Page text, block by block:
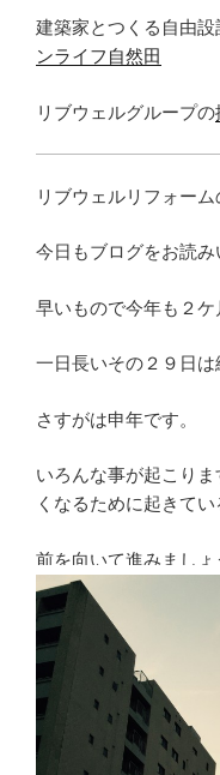
建築家とつくる自由
ンライフ自然田
リブウェルグループの
リブウェルリフォーム
今日もブログをお読み
早いもので今年も２ケ
一日長いその２９日は
さすがは申年です。
いろんな事が起こり
くなるために起きてい
前を向いて進みましょ